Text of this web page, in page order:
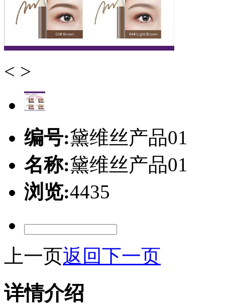
< >
编号:黛维丝产品01
名称:黛维丝产品01
浏览:4435
上一页返回下一页
详情介绍